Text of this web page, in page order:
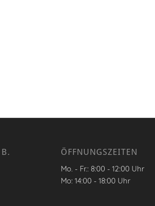
ÖFFNUNGSZEITEN
Mo. - Fr.: 8:00 - 12:00 Uhr
Mo: 14:00 - 18:00 Uhr